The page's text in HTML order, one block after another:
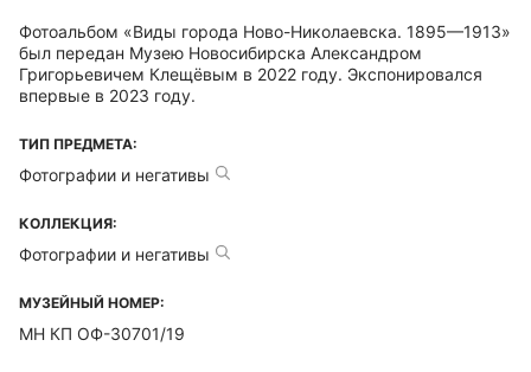
Фотоальбом «Виды города Ново-Николаевска. 1895—1913»
был передан Музею Новосибирска Александром
Григорьевичем Клещёвым в 2022 году. Экспонировался
впервые в 2023 году.
ТИП ПРЕДМЕТА:
Фотографии и негативы
КОЛЛЕКЦИЯ:
Фотографии и негативы
МУЗЕЙНЫЙ НОМЕР:
МН КП ОФ-30701/19